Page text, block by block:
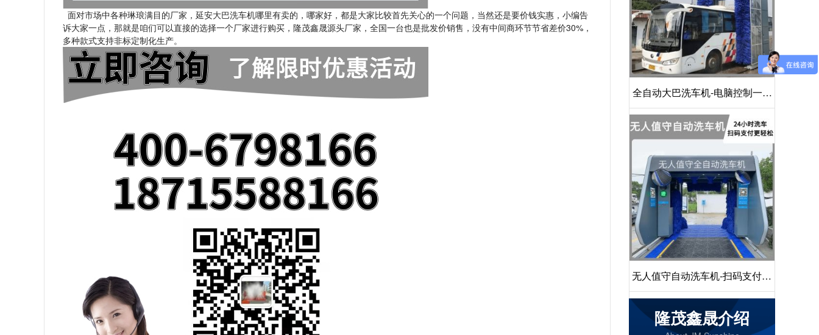
面对市场中各种琳琅满目的厂家，延安大巴洗车机哪里有卖的，哪家好，都是大家比较首先关心的一个问题，当然还是要价钱实惠，小编告
诉大家一点，那就是咱们可以直接的选择一个厂家进行购买，隆茂鑫晟源头厂家，全国一台也是批发价销售，没有中间商环节节省差价30%，
多种款式支持非标定制化生产。
全自动大巴洗车机-电脑控制一键
启动清洗[隆茂鑫晟]
无人值守自动洗车机-扫码支付24
小时不停机洗车[隆茂鑫晟]
隆茂鑫晟介绍